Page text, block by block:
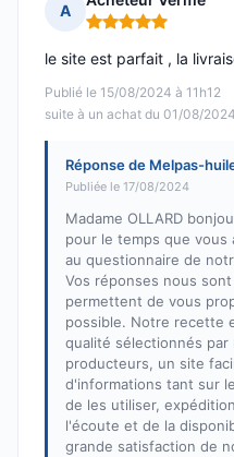
A
Note : 5 sur 5
Publié le 15/08/2024 à 11h12
suite à un achat du 01/08/2024
le site est parfait , la
Réponse de Melpas-
Publiée le 17/08/2024
Madame OLLARD
pour le temps que vous
au questionnaire de
Vos réponses nous
permettent de vous
possible. Notre recette
qualité sélectionnés
producteurs, un site
d'informations tant sur
de les utiliser,
l'écoute et de la
grande satisfaction de